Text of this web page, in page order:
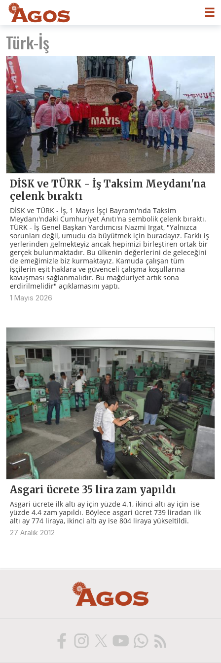
☰
Türk-İş
DİSK ve TÜRK - İş Taksim Meydanı'na
çelenk bıraktı
DİSK ve TÜRK - İş, 1 Mayıs İşçi Bayramı'nda Taksim
Meydanı'ndaki Cumhuriyet Anıtı'na sembolik çelenk bıraktı.
TÜRK - İş Genel Başkan Yardımcısı Nazmi Irgat, "Yalnızca
sorunları değil, umudu da büyütmek için buradayız. Farklı iş
yerlerinden gelmekteyiz ancak hepimizi birleştiren ortak bir
gerçek bulunmaktadır. Bu ülkenin değerlerini de geleceğini
de emeğimizle biz kurmaktayız. Kamuda çalışan tüm
işçilerin eşit haklara ve güvenceli çalışma koşullarına
kavuşması sağlanmalıdır. Bu mağduriyet artık sona
erdirilmelidir" açıklamasını yaptı.
1 Mayıs 2026
Asgari ücrete 35 lira zam yapıldı
Asgari ücrete ilk altı ay için yüzde 4.1, ikinci altı ay için ise
yüzde 4.4 zam yapıldı. Böylece asgari ücret 739 liradan ilk
altı ay 774 liraya, ikinci altı ay ise 804 liraya yükseltildi.
27 Aralık 2012